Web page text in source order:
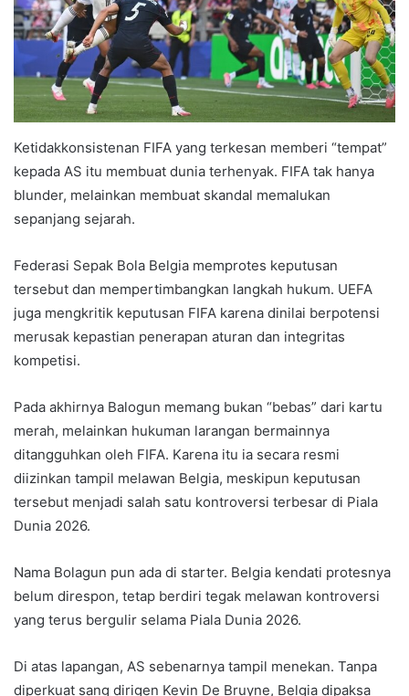
Ketidakkonsistenan FIFA yang terkesan memberi “tempat”
kepada AS itu membuat dunia terhenyak. FIFA tak hanya
blunder, melainkan membuat skandal memalukan
sepanjang sejarah.
Federasi Sepak Bola Belgia memprotes keputusan
tersebut dan mempertimbangkan langkah hukum. UEFA
juga mengkritik keputusan FIFA karena dinilai berpotensi
merusak kepastian penerapan aturan dan integritas
kompetisi.
Pada akhirnya Balogun memang bukan “bebas” dari kartu
merah, melainkan hukuman larangan bermainnya
ditangguhkan oleh FIFA. Karena itu ia secara resmi
diizinkan tampil melawan Belgia, meskipun keputusan
tersebut menjadi salah satu kontroversi terbesar di Piala
Dunia 2026.
Nama Bolagun pun ada di starter. Belgia kendati protesnya
belum direspon, tetap berdiri tegak melawan kontroversi
yang terus bergulir selama Piala Dunia 2026.
Di atas lapangan, AS sebenarnya tampil menekan. Tanpa
diperkuat sang dirigen Kevin De Bruyne, Belgia dipaksa